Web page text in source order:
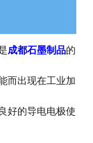
成都石墨制品的
而出现在工业加
好的导电电极使